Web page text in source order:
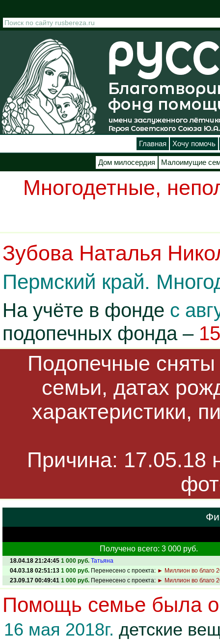
Главная Хочу помочь
Дом милосердия Малоимущие
Многодетные,
Зубова Наталья
Пермский край.
На учёте в фонде с
подопечных фонда –
Подопечные
семьи, датах
характеристики,
Причина: 17.05.18
Получено всего: 3 000 руб.
18.04.18 21:24:45 1 000 руб. Татьяна
04.03.18 02:51:13 1 000 руб. Перенесено с проекта: ► Миллион во благо
23.09.17 00:49:41 1 000 руб. Перенесено с проекта: ► Миллион во благо
Помощь семье была
16 мая 2018г. детские